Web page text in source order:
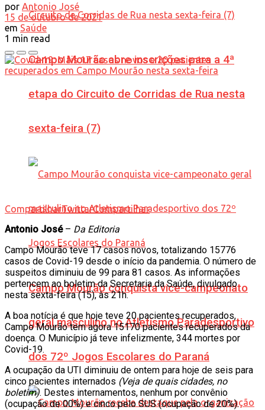
Campo Mourão abre inscrições para a 4ª
etapa do Circuito de Corridas de Rua nesta
sexta-feira (7)
Campo Mourão conquista vice-campeonato
geral masculino no Atletismo Paradesportivo
dos 72º Jogos Escolares do Paraná
por Antonio José
15 de outubro de 2021
em Saúde
1 min read
CompartilharTwittarCompartilhar
Antonio José– Da Editoria
Campo Mourão teve 17 casos novos, totalizando 15776
casos de Covid-19 desde o início da pandemia. O número de
suspeitos diminuiu de 99 para 81 casos. As informações
pertencem ao boletim da Secretaria da Saúde, divulgado
nesta sexta-feira (15), às 21h.
A boa notícia é que hoje teve 20 pacientes recuperados,
Campo Mourão tem agora 15170 pacientes recuperados da
doença. O Município já teve infelizmente, 344 mortes por
Covid-19.
A ocupação da UTI diminuiu de ontem para hoje de seis para
cinco pacientes internados (Veja de quais cidades, no
boletim). Destes internamentos, nenhum por convênio
(ocupação de 00%) e cinco pelo SUS (ocupação de 20%).